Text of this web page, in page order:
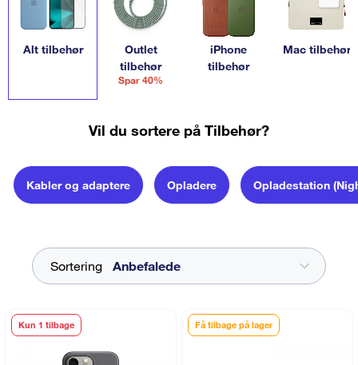
Alt tilbehør
Outlet
tilbehør
Spar 40%
iPhone
tilbehør
Mac tilbehør
Vil du sortere på Tilbehør?
Kabler og adaptere Opladere Opladestation
Sortering
Kun 1 tilbage Få tilbage på lager